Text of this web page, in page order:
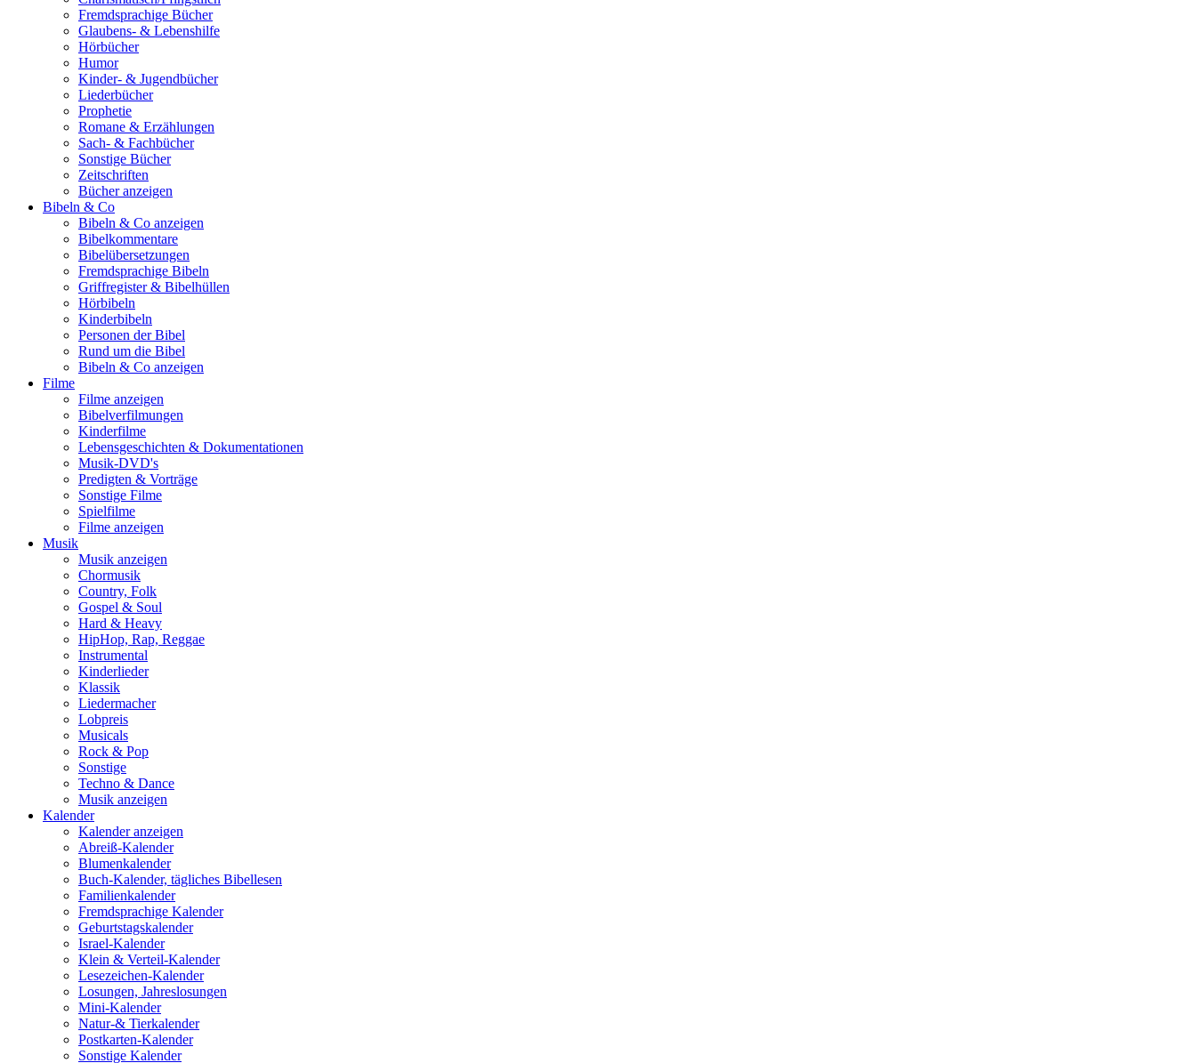
Fremdsprachige Bücher
Glaubens- & Lebenshilfe
Hörbücher
Humor
Kinder- & Jugendbücher
Liederbücher
Prophetie
Romane & Erzählungen
Sach- & Fachbücher
Sonstige Bücher
Zeitschriften
Bücher anzeigen
Bibeln & Co
Bibeln & Co anzeigen
Bibelkommentare
Bibelübersetzungen
Fremdsprachige Bibeln
Griffregister & Bibelhüllen
Hörbibeln
Kinderbibeln
Personen der Bibel
Rund um die Bibel
Bibeln & Co anzeigen
Filme
Filme anzeigen
Bibelverfilmungen
Kinderfilme
Lebensgeschichten & Dokumentationen
Musik-DVD's
Predigten & Vorträge
Sonstige Filme
Spielfilme
Filme anzeigen
Musik
Musik anzeigen
Chormusik
Country, Folk
Gospel & Soul
Hard & Heavy
HipHop, Rap, Reggae
Instrumental
Kinderlieder
Klassik
Liedermacher
Lobpreis
Musicals
Rock & Pop
Sonstige
Techno & Dance
Musik anzeigen
Kalender
Kalender anzeigen
Abreiß-Kalender
Blumenkalender
Buch-Kalender, tägliches Bibellesen
Familienkalender
Fremdsprachige Kalender
Geburtstagskalender
Israel-Kalender
Klein & Verteil-Kalender
Lesezeichen-Kalender
Losungen, Jahreslosungen
Mini-Kalender
Natur-& Tierkalender
Postkarten-Kalender
Sonstige Kalender